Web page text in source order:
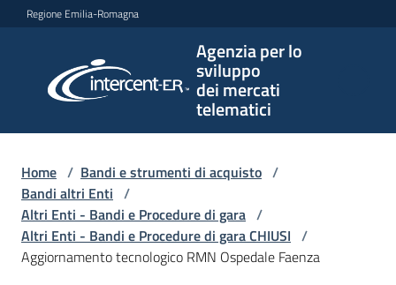
Vai al contenuto
Vai alla navigazione
Vai al footer
Regione Emilia-Romagna
Agenzia per lo
sviluppo
dei mercati
telematici
per lo
sviluppo
telematici
L'Agenzia
Home / Bandi e strumenti di acquisto /
Bandi altri Enti /
Altri Enti - Bandi e Procedure di gara /
Altri Enti - Bandi e Procedure di gara CHIUSI /
Aggiornamento tecnologico RMN Ospedale Faenza